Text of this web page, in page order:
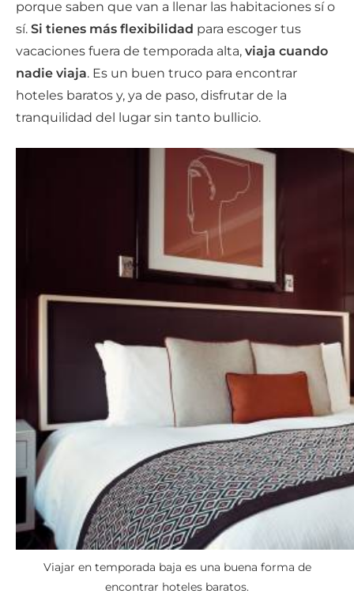
porque saben que van a llenar las habitaciones sí o
sí. Si tienes más flexibilidad para escoger tus
vacaciones fuera de temporada alta, viaja cuando
nadie viaja. Es un buen truco para encontrar
hoteles baratos y, ya de paso, disfrutar de la
tranquilidad del lugar sin tanto bullicio.
Viajar en temporada baja es una buena forma de
encontrar hoteles baratos.